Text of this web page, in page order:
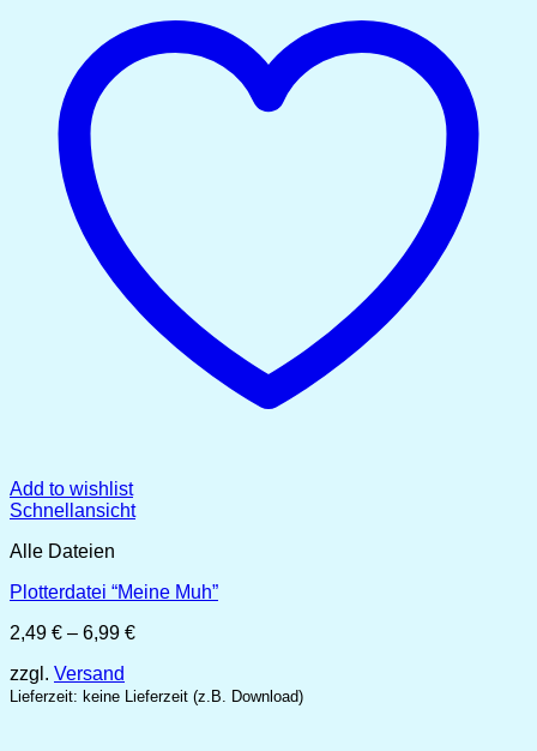
Add to wishlist
Schnellansicht
Alle Dateien
Plotterdatei “Meine Muh”
2,49 € – 6,99 €Preisspanne:
6,99 €
zzgl. Versand
Lieferzeit: keine Lieferzeit (z.B. Download)